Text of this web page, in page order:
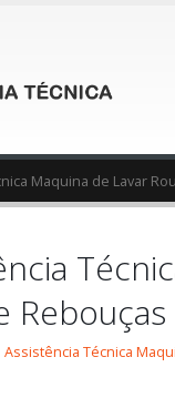
Maquina de Lavar
Rebouças
Assistência Técnica